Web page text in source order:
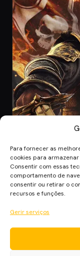
Para fornecer as
cookies para
Consentir com essas
comportamento de
consentir ou retirar o
recursos e funções.
Gerir serviços
GAMING
17 Jul 2026
Assassin’s
PS5: Beleza e
melhorias gráficas e